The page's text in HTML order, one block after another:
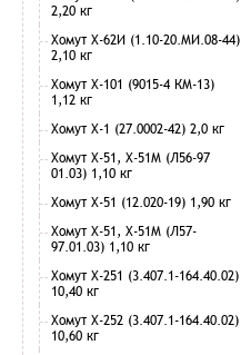
2,20 кг
Хомут Х-62И (1.10-20.МИ.08-44)
2,10 кг
Хомут Х-101 (9015-4 КМ-13)
1,12 кг
Хомут Х-1 (27.0002-42) 2,0 кг
Хомут Х-51, Х-51М (Л56-97
01.03) 1,10 кг
Хомут Х-51 (12.020-19) 1,90 кг
Хомут Х-51, Х-51М (Л57-
97.01.03) 1,10 кг
Хомут Х-251 (3.407.1-164.40.02)
10,40 кг
Хомут Х-252 (3.407.1-164.40.02)
10,60 кг